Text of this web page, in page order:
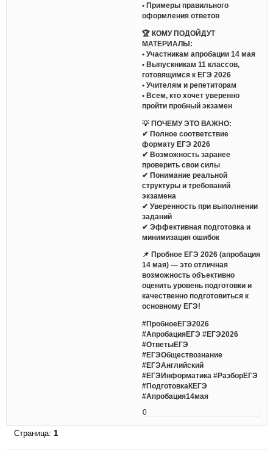
• Примеры правильного
оформления ответов
🏆 КОМУ ПОДОЙДУТ
МАТЕРИАЛЫ:
• Участникам апробации 14 мая
• Выпускникам 11 классов,
готовящимся к ЕГЭ 2026
• Учителям и репетиторам
• Всем, кто хочет уверенно
пройти пробный экзамен
💡 ПОЧЕМУ ЭТО ВАЖНО:
✔ Полное соответствие
формату ЕГЭ 2026
✔ Возможность заранее
проверить свои силы
✔ Понимание реальной
структуры и требований
экзамена
✔ Уверенность при выполнении
заданий
✔ Эффективная подготовка и
минимизация ошибок
📌 Пробное ЕГЭ 2026 (апробация
14 мая) — это отличная
возможность объективно
оценить уровень подготовки и
качественно подготовиться к
основному ЕГЭ!
#ПробноеЕГЭ2026
#АпробацияЕГЭ #ЕГЭ2026
#ОтветыЕГЭ
#ЕГЭОбществознание
#ЕГЭАнглийский
#ЕГЭИнформатика #РазборЕГЭ
#ПодготовкаКЕГЭ
#Апробация14мая
0
Страница: 1